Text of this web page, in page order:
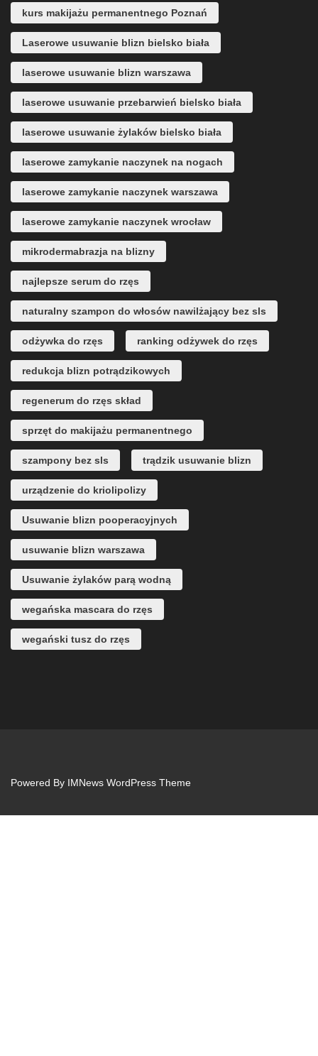
kurs makijażu permanentnego Poznań
Laserowe usuwanie blizn bielsko biała
laserowe usuwanie blizn warszawa
laserowe usuwanie przebarwień bielsko biała
laserowe usuwanie żylaków bielsko biała
laserowe zamykanie naczynek na nogach
laserowe zamykanie naczynek warszawa
laserowe zamykanie naczynek wrocław
mikrodermabrazja na blizny
najlepsze serum do rzęs
naturalny szampon do włosów nawilżający bez sls
odżywka do rzęs ranking odżywek do rzęs
redukcja blizn potrądzikowych
regenerum do rzęs skład
sprzęt do makijażu permanentnego
szampony bez sls trądzik usuwanie blizn
urządzenie do kriolipolizy
Usuwanie blizn pooperacyjnych
usuwanie blizn warszawa
Usuwanie żylaków parą wodną
wegańska mascara do rzęs
wegański tusz do rzęs
Powered By IMNews WordPress Theme